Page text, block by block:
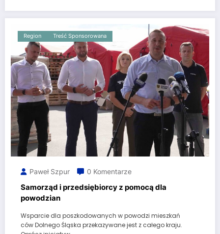
Region Treść Sponsorowana
Paweł Szpur 0 Komentarze
Samorząd i przedsiębiorcy z pomocą dla
powodzian
Wsparcie dla poszkodowanych w powodzi mieszkań
ców Dolnego Śląska przekazywane jest z całego kraju.